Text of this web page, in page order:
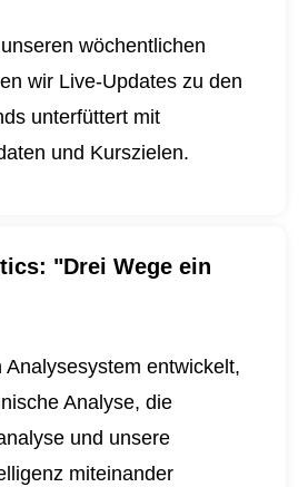
wöchentlichen
wir Live-Updates zu den
unterfüttert mit
und Kurszielen.
: "Drei Wege ein
Analysesystem entwickelt,
Analyse, die
und unsere
miteinander